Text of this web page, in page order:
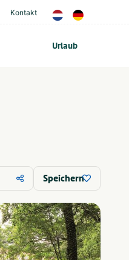
Kontakt
Urlaub
Speichern